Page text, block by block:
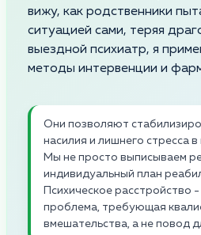
вижу, как родственники
ситуацией сами, теряя
выездной психиатр, я
методы интервенции и
Они позволяют
насилия и лишнего стресса
Мы не просто выписываем
индивидуальный план
Психическое расстройство
проблема, требующая
вмешательства, а не повод